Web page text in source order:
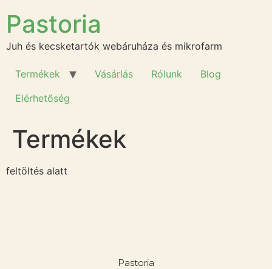
Pastoria
Juh és kecsketartók webáruháza és mikrofarm
Termékek Vásárlás Rólunk
Blog
Elérhetőség
Termékek
feltöltés alatt
Pastoria